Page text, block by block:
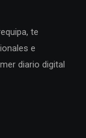
te
e
diario digital